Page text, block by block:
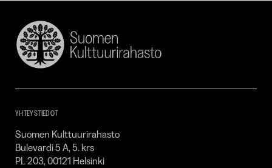
Suomen
Kulttuurirahasto
YHTEYSTIEDOT
Suomen Kulttuurirahasto
Bulevardi 5 A, 5. krs
PL 203, 00121 Helsinki